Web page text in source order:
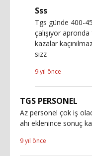
Sss
Tgs günde 400-
çalışıyor
kazalar
sizz
9 yıl önce
TGS PERSONEL
Az personel çok iş
ahı eklenince sonuç
9 yıl önce